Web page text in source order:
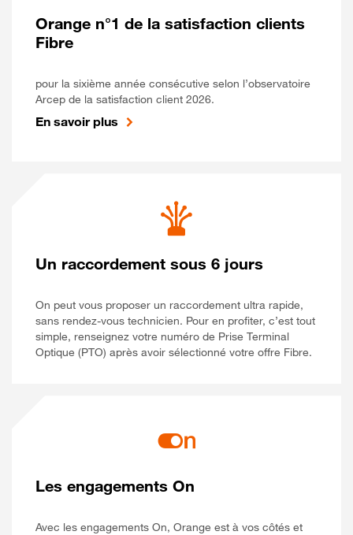
Orange n°1 de la satisfaction clients
Fibre
pour la sixième année consécutive selon l’observatoire
Arcep de la satisfaction client 2026.
En savoir plus
Un raccordement sous 6 jours
On peut vous proposer un raccordement ultra rapide,
sans rendez-vous technicien. Pour en profiter, c’est tout
simple, renseignez votre numéro de Prise Terminal
Optique (PTO) après avoir sélectionné votre offre Fibre.
Les engagements On
Avec les engagements On, Orange est à vos côtés et